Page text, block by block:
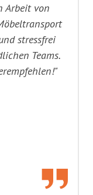
Arbeit von
stressfrei
Teams.